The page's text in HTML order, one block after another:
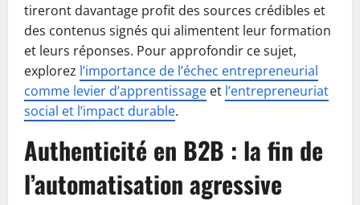
tireront davantage profit des sources crédibles et
des contenus signés qui alimentent leur formation
et leurs réponses. Pour approfondir ce sujet,
explorez l’importance de l’échec entrepreneurial
comme levier d’apprentissage et l’entrepreneuriat
social et l’impact durable.
Authenticité en B2B : la fin de
l’automatisation agressive